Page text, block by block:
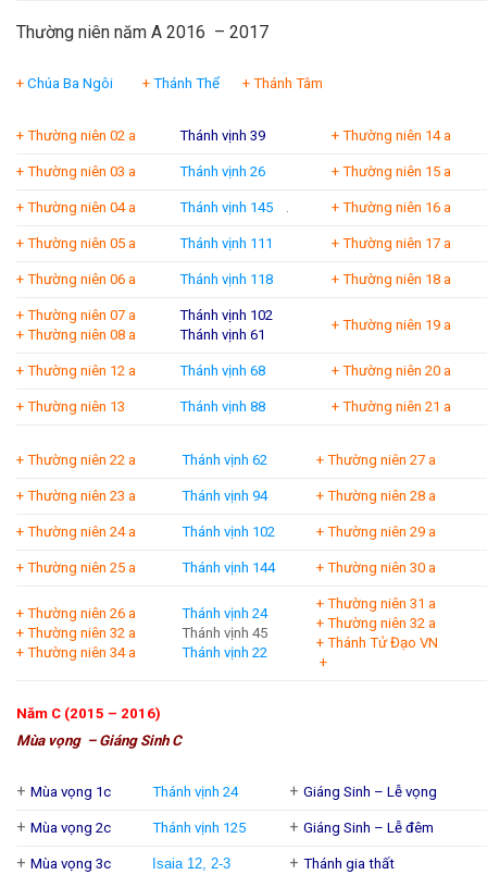
Thường niên năm A 2016 – 2017
+ Chúa Ba Ngôi + Thánh Thể + Thánh Tâm
+ Thường niên 02 a Thánh vịnh 39 + Thường niên 14 a
+ Thường niên 03 a Thánh vịnh 26 + Thường niên 15 a
+ Thường niên 04 a Thánh vịnh 145 + Thường niên 16 a
+ Thường niên 05 a Thánh vịnh 111 + Thường niên 17 a
+ Thường niên 06 a Thánh vịnh 118 + Thường niên 18 a
+ Thường niên 07 a
+ Thường niên 08 a
Thánh vịnh 102
Thánh vịnh 61
+ Thường niên 19 a
+ Thường niên 12 a Thánh vịnh 68 + Thường niên 20 a
+ Thường niên 13 Thánh vịnh 88 + Thường niên 21 a
+ Thường niên 22 a Thánh vịnh 62 + Thường niên 27 a
+ Thường niên 23 a Thánh vịnh 94 + Thường niên 28 a
+ Thường niên 24 a Thánh vịnh 102 + Thường niên 29 a
+ Thường niên 25 a Thánh vịnh 144 + Thường niên 30 a
+ Thường niên 26 a
+ Thường niên 32 a
+ Thường niên 34 a
Thánh vịnh 24
Thánh vịnh 45
Thánh vịnh 22
+ Thường niên 31 a
+ Thường niên 32 a
+ Thánh Tử Đạo VN
+
Năm C (2015 – 2016)
Mùa vọng – Giáng Sinh C
+ Mùa vọng 1c Thánh vịnh 24 +Giáng Sinh – Lễ vọng
+ Mùa vọng 2c Thánh vịnh 125 +Giáng Sinh – Lễ đêm
+ Mùa vọng 3c Isaia 12, 2-3 +Thánh gia thất